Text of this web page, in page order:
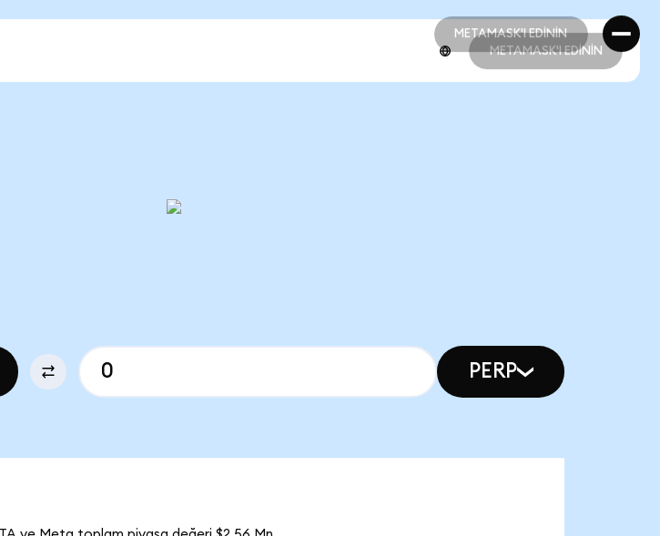
METAMASK'I EDİNİN
METAMASK'I EDİNİN
METAMASK'I EDİNİN
PERP